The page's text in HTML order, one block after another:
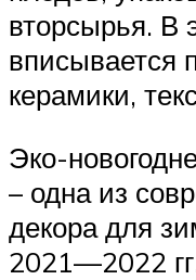
вторсырья. В
вписывается
керамики,
Эко-
– одна из
декора для
2021—2022